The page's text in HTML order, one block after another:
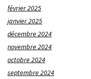
février 2025
janvier 2025
décembre 2024
novembre 2024
octobre 2024
septembre 2024